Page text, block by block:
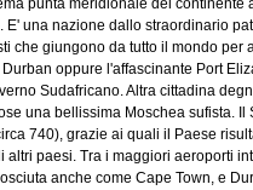
punta meridionale del
E' una nazione dallo straordinario
che giungono da tutto il mondo
oppure l'affascinante Port
Sudafricano. Altra cittadina
una bellissima Moschea sufista.
740), grazie ai quali il Paese
altri paesi. Tra i maggiori aeroporti
anche come Cape Town, e